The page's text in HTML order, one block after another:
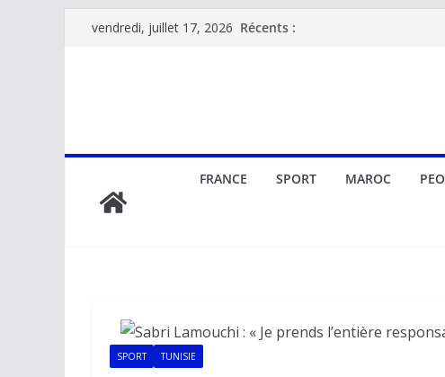
Passervendredi, juillet 17, 2026 Récents :
FRANCE SPORT MAROC
SPORT TUNISIE